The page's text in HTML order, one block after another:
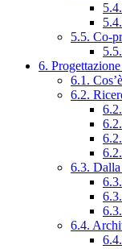
5.5. Co-
6.
6.1.
6.2.
6.3.
6.4.